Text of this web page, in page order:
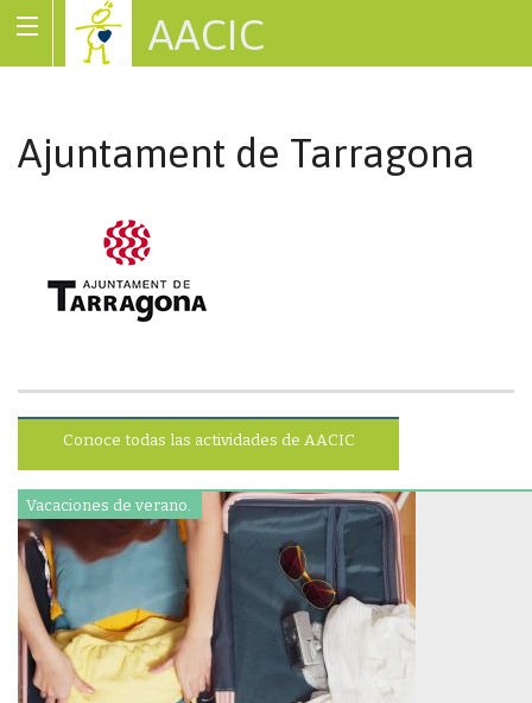
AACIC
Ajuntament de Tarragona
Conoce todas las actividades de AACIC
Vacaciones de verano.